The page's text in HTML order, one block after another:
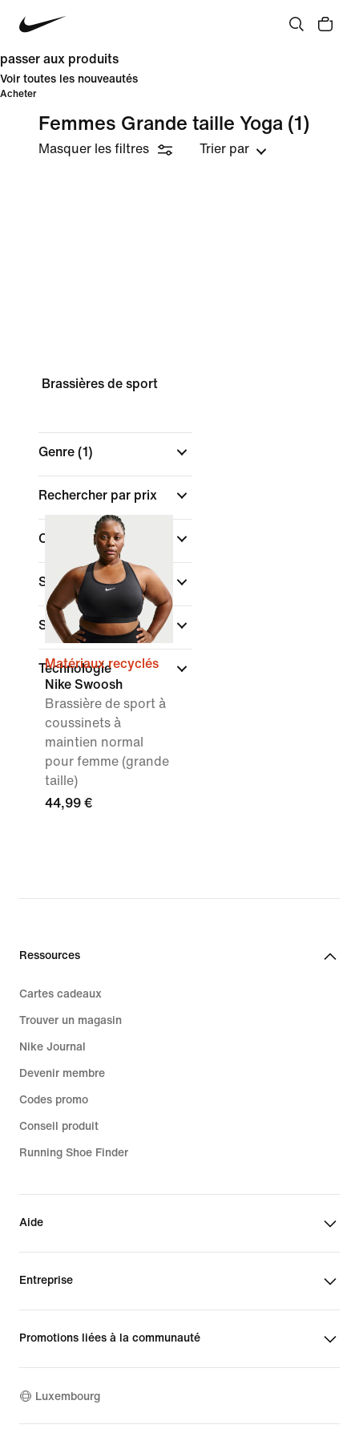
passer aux produits
Voir toutes les nouveautés
Acheter
Femmes Grande taille Yoga (1)
Masquer les filtres Trier par
Brassières de sport
Genre (1)
Rechercher par prix
Couleur
Sport(1)
Style
Technologie
Matériaux recyclés
Nike Swoosh
Brassière de sport à
coussinets à
maintien normal
pour femme (grande
taille)
44,99 €
Ressources
Cartes cadeaux
Trouver un magasin
Nike Journal
Devenir membre
Codes promo
Conseil produit
Running Shoe Finder
Aide
Entreprise
Promotions liées à la communauté
Luxembourg